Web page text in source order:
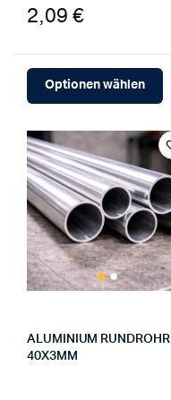
2,09 €
Optionen wählen
ALUMINIUM RUNDROHR
40X3MM